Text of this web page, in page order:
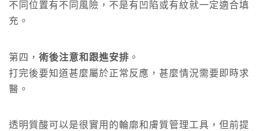
不同位置有不同風險，不是有凹陷或有紋就一定適合填
充。
第四， 術後注意和跟進安排 。
打完後要知道甚麼屬於正常反應，甚麼情況需要即時求
醫。
透明質酸可以是很實用的輪廓和膚質管理工具，但前提